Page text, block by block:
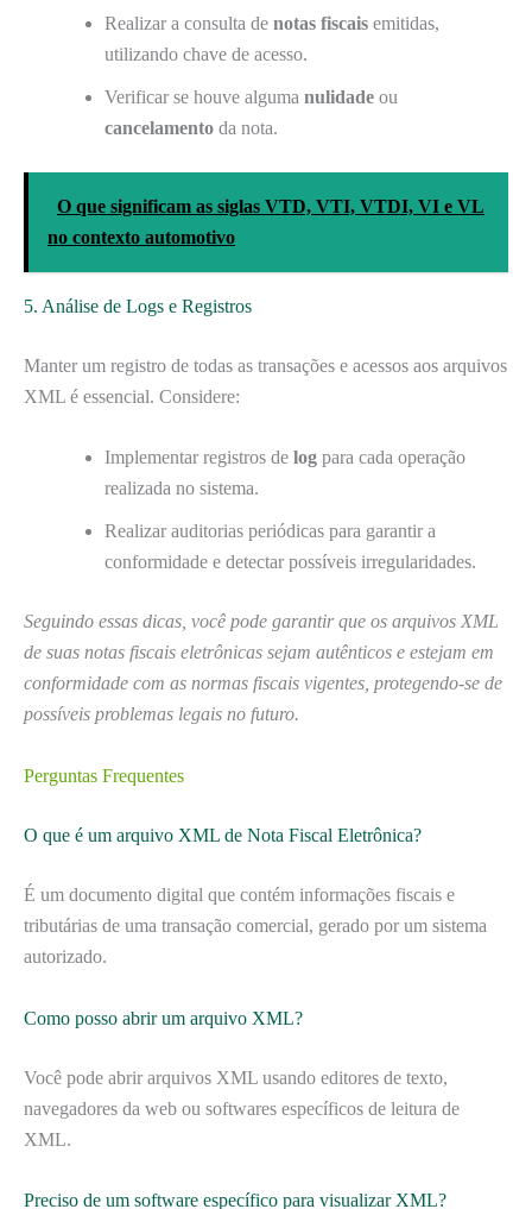
Realizar a consulta de notas fiscais emitidas,
utilizando chave de acesso.
Verificar se houve alguma nulidade ou
cancelamento da nota.
O que significam as siglas VTD, VTI, VTDI, VI e VL
no contexto automotivo
5. Análise de Logs e Registros
Manter um registro de todas as transações e acessos aos arquivos
XML é essencial. Considere:
Implementar registros de log para cada operação
realizada no sistema.
Realizar auditorias periódicas para garantir a
conformidade e detectar possíveis irregularidades.
Seguindo essas dicas, você pode garantir que os arquivos XML
de suas notas fiscais eletrônicas sejam autênticos e estejam em
conformidade com as normas fiscais vigentes, protegendo-se de
possíveis problemas legais no futuro.
Perguntas Frequentes
O que é um arquivo XML de Nota Fiscal Eletrônica?
É um documento digital que contém informações fiscais e
tributárias de uma transação comercial, gerado por um sistema
autorizado.
Como posso abrir um arquivo XML?
Você pode abrir arquivos XML usando editores de texto,
navegadores da web ou softwares específicos de leitura de
XML.
Preciso de um software específico para visualizar XML?